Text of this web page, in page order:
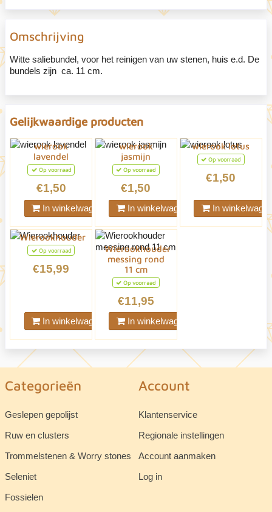
Omschrijving
Witte saliebundel, voor het reinigen van uw stenen, huis e.d. De
bundels zijn ca. 11 cm.
Gelijkwaardige producten
wierook
lavendel
Op voorraad
€1,50
In winkelwagen
wierook
jasmijn
Op voorraad
€1,50
In winkelwagen
wierook lotus
Op voorraad
€1,50
In
Wierookhouder
Op voorraad
€15,99
In winkelwagen
Wierookhouder
messing rond
11 cm
Op voorraad
€11,95
In winkelwagen
Categorieën
Geslepen gepolijst
Ruw en clusters
Trommelstenen & Worry stones
Seleniet
Fossielen
Account
Klantenservice
Regionale instellingen
Account aanmaken
Log in